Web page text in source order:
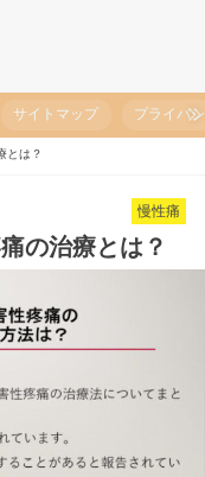
サイトマップ プライバ
とは？
慢性痛
の治療とは？